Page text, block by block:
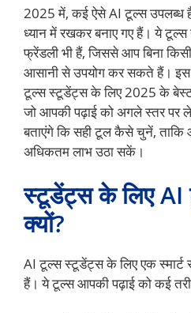
2025 में, कई ऐसे AI टूल्स उपलब्ध
ध्यान में रखकर बनाए गए हैं। ये
फ्रेंडली भी हैं, जिससे आप बिना
आसानी से उपयोग कर सकते हैं। इस
टूल्स स्टूडेंट्स के लिए 2025 के
जो आपकी पढ़ाई को अगले स्तर पर
बताएंगे कि सही टूल कैसे चुनें,
अधिकतम लाभ उठा सकें।
स्टूडेंट्स के लिए
क्यों?
AI टूल्स स्टूडेंट्स के लिए एक
हैं। ये टूल्स आपकी पढ़ाई को कई